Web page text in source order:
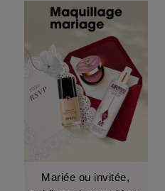
Mariée ou invitée,